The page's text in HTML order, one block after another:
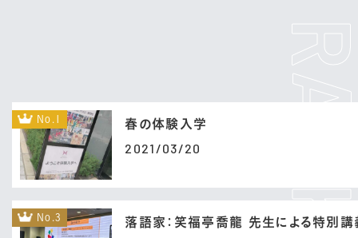
No.1 春の体験入学
2021/03/20
No.3 落語家：笑福亭喬龍 先生による特別講